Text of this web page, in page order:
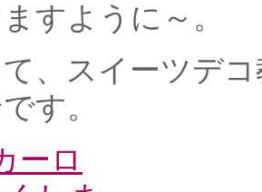
すように～。
て、スイーツデ
す。